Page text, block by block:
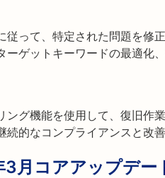
従って、特定された問題を修
ーゲットキーワードの最適化
グ機能を使用して、復旧作
的なコンプライアンスと改善
月コアアップデー